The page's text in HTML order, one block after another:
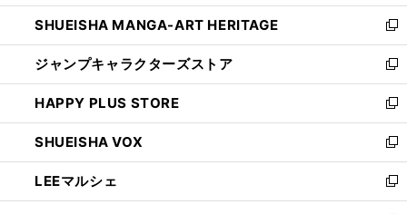
開
く
ウ
で
開
く
し
い
ウ
ィ
ン
ド
ウ
で
開
く
SHUEISHA MANGA-ART HERITAGE
新
し
い
ウ
ィ
ン
ド
ウ
で
開
ジャンプキャラクターズストア
新
し
い
ウ
ィ
ン
ド
ウ
HAPPY PLUS STORE
新
し
い
ウ
ィ
ン
SHUEISHA VOX
新
し
い
ウ
LEEマルシェ
新
し